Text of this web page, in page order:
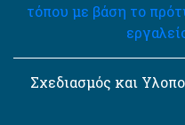
τόπου με βάση το
Σχεδιασμός και